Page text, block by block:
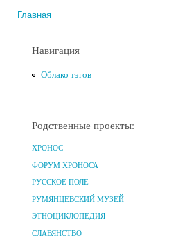
Главная
Навигация
Облако тэгов
Родственные проекты:
ХРОНОС
ФОРУМ ХРОНОСА
РУССКОЕ ПОЛЕ
РУМЯНЦЕВСКИЙ МУЗЕЙ
ЭТНОЦИКЛОПЕДИЯ
СЛАВЯНСТВО